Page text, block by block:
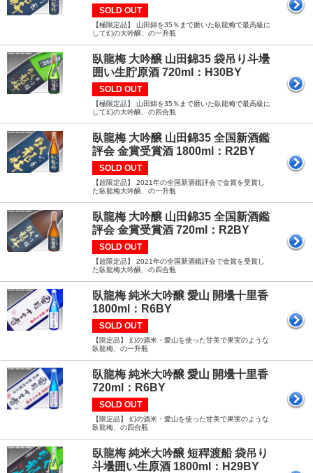
SOLD OUT
【極限定品】 山田錦を35％まで磨いた臥龍梅で最高級に
して幻の大吟醸、の一升瓶
臥龍梅 大吟醸 山田錦35 袋吊り斗壜
囲い生貯原酒 720ml：H30BY
SOLD OUT
【極限定品】 山田錦を35％まで磨いた臥龍梅で最高級に
して幻の大吟醸、の四合瓶
臥龍梅 大吟醸 山田錦35 全国新酒鑑
評会 金賞受賞酒 1800ml：R2BY
SOLD OUT
【超限定品】 2021年の全国新酒鑑評会で金賞を受賞し
た臥龍梅大吟醸、の一升瓶
臥龍梅 大吟醸 山田錦35 全国新酒鑑
評会 金賞受賞酒 720ml：R2BY
SOLD OUT
【超限定品】 2021年の全国新酒鑑評会で金賞を受賞し
た臥龍梅大吟醸、の四合瓶
臥龍梅 純米大吟醸 愛山 開壜十里香
1800ml：R6BY
SOLD OUT
【限定品】 幻の酒米・愛山を使った甘美で果実のような
臥龍梅、の一升瓶
臥龍梅 純米大吟醸 愛山 開壜十里香
720ml：R6BY
SOLD OUT
【限定品】 幻の酒米・愛山を使った甘美で果実のような
臥龍梅、の四合瓶
臥龍梅 純米大吟醸 短稈渡船 袋吊り
斗壜囲い生原酒 1800ml：H29BY